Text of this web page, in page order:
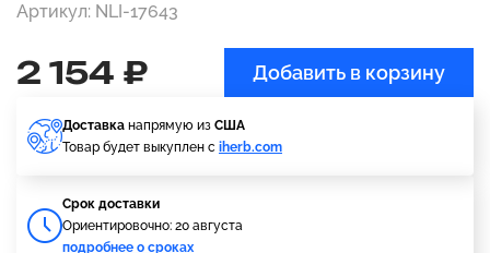
Артикул: NLI-17643
2 154 ₽ Добавить в корзину
Доставка напрямую из США
Товар будет выкуплен с iherb.com
Cрок доставки
Ориентировочно: 20 августа
подробнее о сроках